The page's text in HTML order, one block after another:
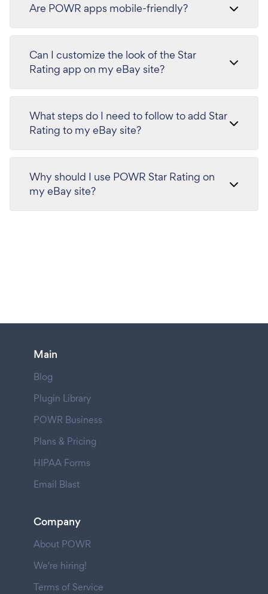
Are POWR apps mobile-friendly?
Can I customize the look of the Star
Rating app on my eBay site?
What steps do I need to follow to add Star
Rating to my eBay site?
Why should I use POWR Star Rating on
my eBay site?
Main
Blog
Plugin Library
POWR Business
Plans & Pricing
HIPAA Forms
Email Blast
Company
About POWR
We're hiring!
Terms of Service